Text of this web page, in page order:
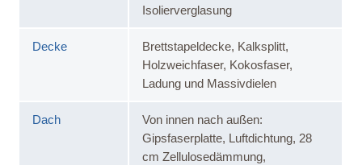
Isolierverglasung
Decke
Brettstapeldecke, Kalksplitt,
Holzweichfaser, Kokosfaser,
Ladung und Massivdielen
Dach
Von innen nach außen:
Gipsfaserplatte, Luftdichtung, 28
cm Zellulosedämmung,